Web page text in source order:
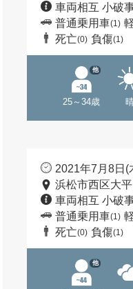
車両相互 小破
普通乗用車(1)
死亡(0) 負傷(1)
25～34歳
他
2021年7月8日(
浜松市西区大
車両相互 小破
普通乗用車(1)
死亡(0) 負傷(1)
他